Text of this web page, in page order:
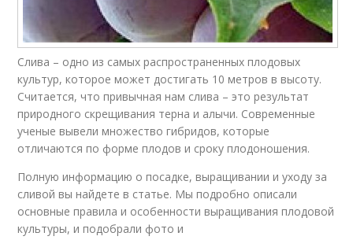
Слива – одно из самых распространенных плодовых
культур, которое может достигать 10 метров в высоту.
Считается, что привычная нам слива – это результат
природного скрещивания терна и алычи. Современные
ученые вывели множество гибридов, которые
отличаются по форме плодов и сроку плодоношения.
Полную информацию о посадке, выращивании и уходу за
сливой вы найдете в статье. Мы подробно описали
основные правила и особенности выращивания плодовой
культуры, и подобрали фото и